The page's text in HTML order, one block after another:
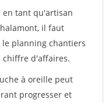
en tant qu'artisan
il faut
planning chantiers
chiffre d'affaires.
à oreille peut
progresser et